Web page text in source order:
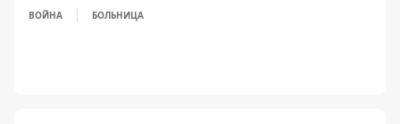
ВОЙНА БОЛЬНИЦА